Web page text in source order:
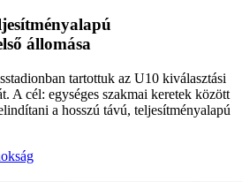
állomása
tartottuk az U10 kiválasztási
A cél: egységes szakmai keretek között
a hosszú távú, teljesítményalapú